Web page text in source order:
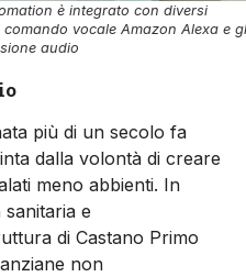
è integrato con diversi
vocale Amazon Alexa e
audio
più di un secolo fa
dalla volontà di creare
meno abbienti. In
e
di Castano Primo
non